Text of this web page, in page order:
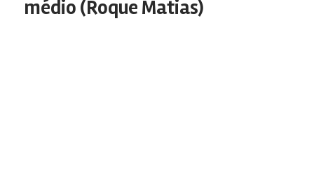
médio (Roque Matias)